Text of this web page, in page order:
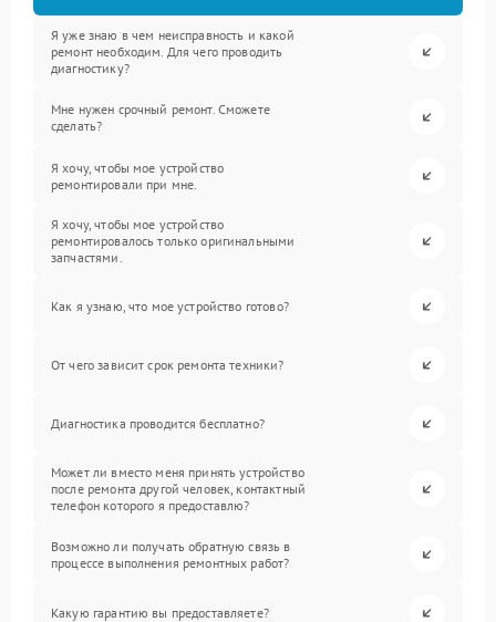
Я уже знаю в чем неисправность и какой
ремонт необходим. Для чего проводить
диагностику?
Мне нужен срочный ремонт. Сможете
сделать?
Я хочу, чтобы мое устройство
ремонтировали при мне.
Я хочу, чтобы мое устройство
ремонтировалось только оригинальными
запчастями.
Как я узнаю, что мое устройство готово?
От чего зависит срок ремонта техники?
Диагностика проводится бесплатно?
Может ли вместо меня принять устройство
после ремонта другой человек, контактный
телефон которого я предоставлю?
Возможно ли получать обратную связь в
процессе выполнения ремонтных работ?
Какую гарантию вы предоставляете?